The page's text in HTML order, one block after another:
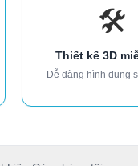
🛠️
Thiết kế 3D
Dễ dàng hình dung